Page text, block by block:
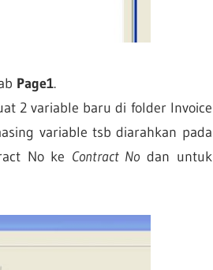
Page1.
2 variable baru di folder Invoice
variable tsb diarahkan pada
No ke Contract No dan untuk